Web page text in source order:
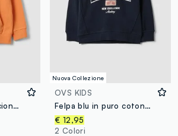
Felpa over fit arancione in puro cotone con stampa e tasca a marsupio per bambino
Nuova Collezione
OVS KIDS
Felpa blu in puro cotone con cappuccio e scritta frontale per bambino
€ 12,95
2 Colori